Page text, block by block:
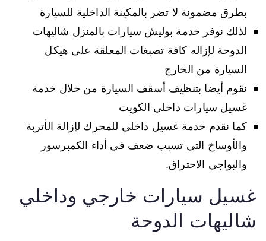
بطرق مضمونة لا تضر بالمكينة الداخلية للسيارة
لذلك نوفر خدمة بوليش سيارات بالمنزل شاليهات
الدوحة لإزاله كافة تصبغات المعلقة على هيكل
السيارة من الخارج
نقوم أيضا بتنظيف أسقف السيارة من خلال خدمة
غسيل سيارات داخلي الكويت
كما نقدم خدمة غسيل داخلي للمحرك لإزالة الأتربة
والأوساخ التي تسبب ضعف في أداء الكمبرسور
والبواجي الاحتراق.
غسيل سيارات خارجي وداخلي
شاليهات الدوحة